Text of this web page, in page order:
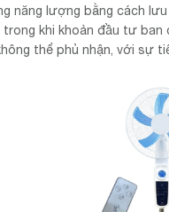
năng lượng bằng cách
khi khoản đầu tư
thể phủ nhận, với sự